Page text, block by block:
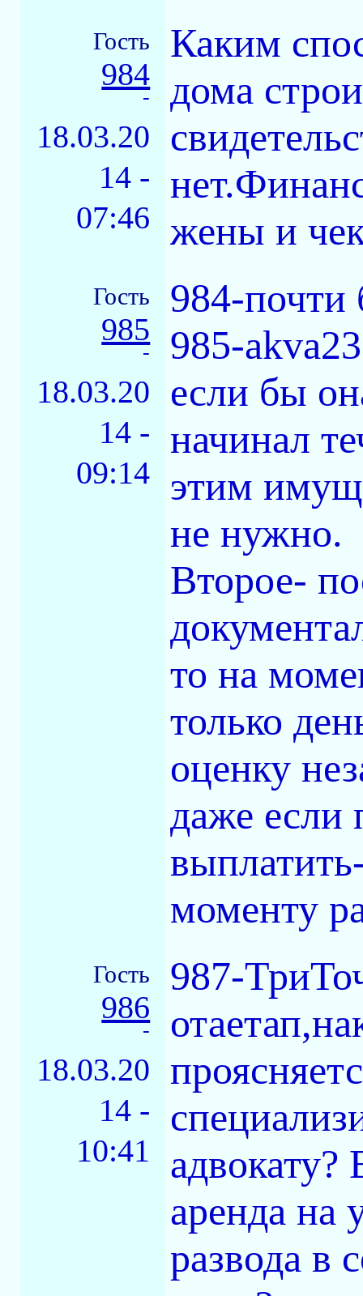
Гость
984
-
18.03.20
14 -
07:46
Каким
дома
жены и
Гость
985
-
18.03.20
14 -
09:14
984-почти
985-
если бы
начинал
этим
не нужно.
Второе-
то на
только
оценку
даже если
моменту
Гость
986
-
18.03.20
14 -
10:41
987-
адвокату?
аренда на
развода в